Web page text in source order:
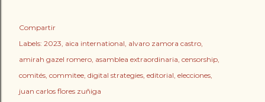
Compartir
Labels: 2023 aica international alvaro zamora castro
amirah gazel romero asamblea extraordinaria censorship
comités commitee digital strategies editorial elecciones
juan carlos flores zuñiga